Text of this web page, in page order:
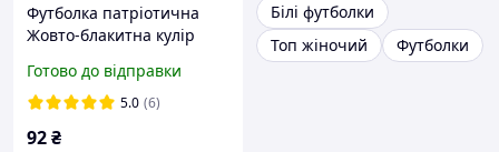
Футболка патріотична
Жовто-блакитна кулір
виступів розмір 30 62 код
01.21
Готово до відправки
5.0 (6)
92₴
Білі футболки
Топ жіночий
Футболки